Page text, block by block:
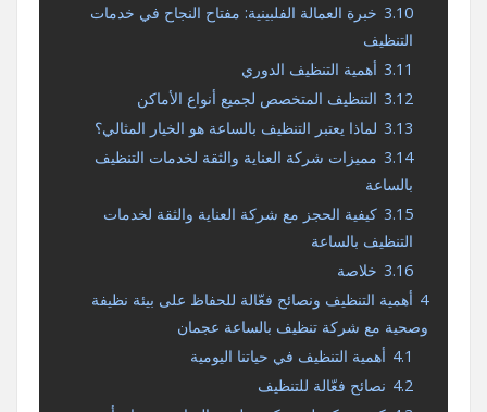
3.10 خبرة العمالة الفلبينية: مفتاح النجاح في خدمات
التنظيف
3.11 أهمية التنظيف الدوري
3.12 التنظيف المتخصص لجميع أنواع الأماكن
3.13 لماذا يعتبر التنظيف بالساعة هو الخيار المثالي؟
3.14 مميزات شركة العناية والثقة لخدمات التنظيف
بالساعة
3.15 كيفية الحجز مع شركة العناية والثقة لخدمات
التنظيف بالساعة
3.16 خلاصة
4 أهمية التنظيف ونصائح فعّالة للحفاظ على بيئة نظيفة
وصحية مع شركة تنظيف بالساعة عجمان
4.1 أهمية التنظيف في حياتنا اليومية
4.2 نصائح فعّالة للتنظيف